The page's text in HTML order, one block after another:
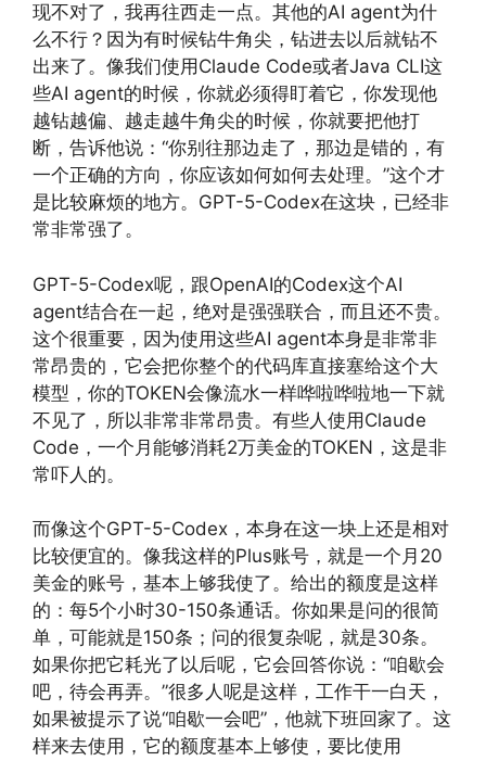
现不对了，我再往西走一点。其他的AI agent为什
么不行？因为有时候钻牛角尖，钻进去以后就钻不
出来了。像我们使用Claude Code或者Java CLI这
些AI agent的时候，你就必须得盯着它，你发现他
越钻越偏、越走越牛角尖的时候，你就要把他打
断，告诉他说：“你别往那边走了，那边是错的，有
一个正确的方向，你应该如何如何去处理。”这个才
是比较麻烦的地方。GPT-5-Codex在这块，已经非
常非常强了。
GPT-5-Codex呢，跟OpenAI的Codex这个AI
agent结合在一起，绝对是强强联合，而且还不贵。
这个很重要，因为使用这些AI agent本身是非常非
常昂贵的，它会把你整个的代码库直接塞给这个大
模型，你的TOKEN会像流水一样哗啦哗啦地一下就
不见了，所以非常非常昂贵。有些人使用Claude
Code，一个月能够消耗2万美金的TOKEN，这是非
常吓人的。
而像这个GPT-5-Codex，本身在这一块上还是相对
比较便宜的。像我这样的Plus账号，就是一个月20
美金的账号，基本上够我使了。给出的额度是这样
的：每5个小时30-150条通话。你如果是问的很简
单，可能就是150条；问的很复杂呢，就是30条。
如果你把它耗光了以后呢，它会回答你说：“咱歇会
吧，待会再弄。”很多人呢是这样，工作干一白天，
如果被提示了说“咱歇一会吧”，他就下班回家了。这
样来去使用，它的额度基本上够使，要比使用